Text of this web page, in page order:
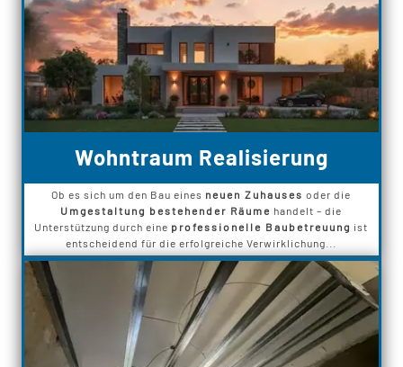
Wohntraum Realisierung
Ob es sich um den Bau eines neuen Zuhauses oder die
Umgestaltung bestehender Räume handelt – die
Unterstützung durch eine professionelle Baubetreuung ist
entscheidend für die erfolgreiche Verwirklichung...